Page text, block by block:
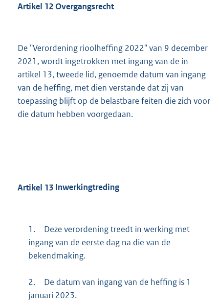
Artikel 12Overgangsrecht
De "Verordening rioolheffing 2022" van 9 december
2021, wordt ingetrokken met ingang van de in
artikel 13, tweede lid, genoemde datum van ingang
van de heffing, met dien verstande dat zij van
toepassing blijft op de belastbare feiten die zich voor
die datum hebben voorgedaan.
Artikel 13 Inwerkingtreding
1.
Deze verordening treedt in werking met
ingang van de eerste dag na die van de
bekendmaking.
2.
De datum van ingang van de heffing is 1
januari 2023.